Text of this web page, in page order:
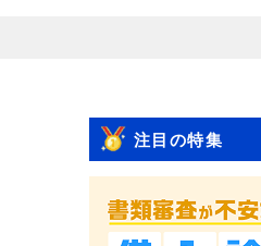
注目の特集